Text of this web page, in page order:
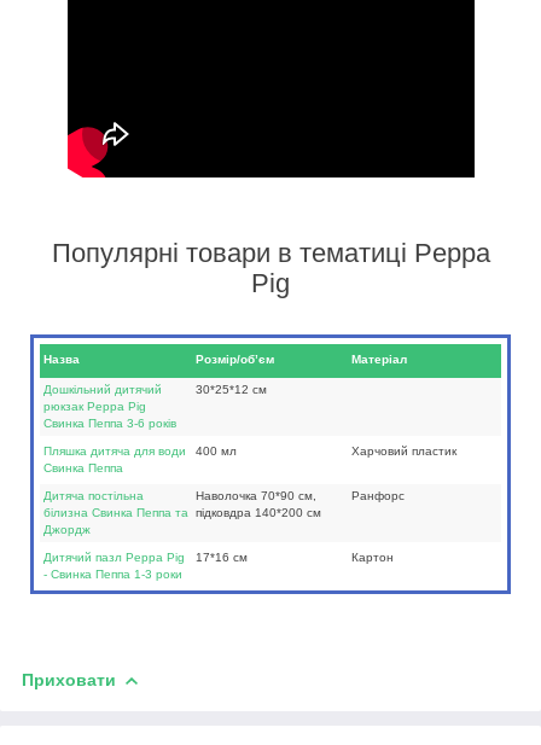
Популярні товари в тематиці Peppa
Pig
Назва Розмір/об’єм Матеріал
Дошкільний дитячий
рюкзак Peppa Pig
Свинка Пеппа 3-6 років
30*25*12 см
Пляшка дитяча для води
Свинка Пеппа
400 мл Харчовий пластик
Дитяча постільна
білизна Свинка Пеппа та
Джордж
Наволочка 70*90 см,
підковдра 140*200 см
Ранфорс
Дитячий пазл Peppa Pig
- Свинка Пеппа 1-3 роки
17*16 см Картон
Приховати